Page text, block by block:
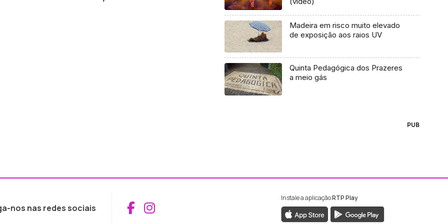
Madeira em risco muito elevado
de exposição aos raios UV
Quinta Pedagógica dos Prazeres
a meio gás
PUB
nos nas redes sociais Aceder ao Facebook da RTP Madeira
Aceder ao Instagram da RTP Madeira
Instale a aplicaçãoRTP Play